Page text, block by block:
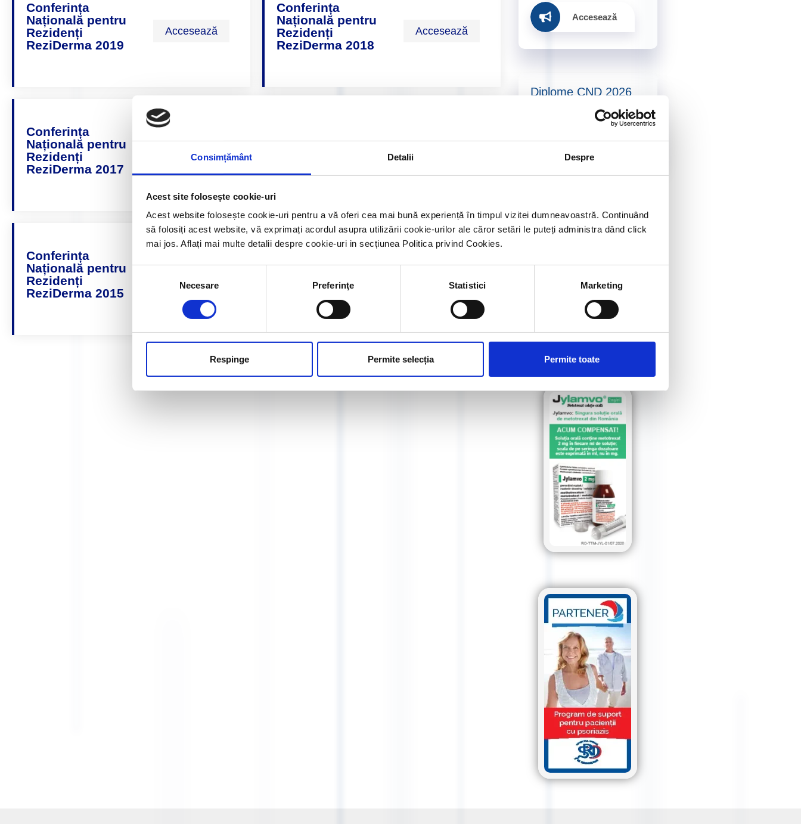
Consimțământ Detalii Despre
Acest site folosește cookie-uri
Acest website folosește cookie-uri pentru a vă oferi cea mai bună experiență în timpul vizitei dumneavoastră. Continuând
să folosiți acest website, vă exprimați acordul asupra utilizării cookie-urilor ale căror setări le puteți administra dând click
mai jos. Aflați mai multe detalii despre cookie-uri in secțiunea Politica privind Cookies.
consimțământului
Necesare Preferinţe Statistici Marketing
Respinge Permite selecția Permite toate
Conferința
Națională pentru
Rezidenți
ReziDerma 2019
Accesează
Conferința
Națională pentru
Rezidenți
ReziDerma 2017
Accesează
Conferința
Națională pentru
Rezidenți
ReziDerma 2015
Conferința
Națională pentru
Rezidenți
ReziDerma 2018
Accesează
Națională pentru
Națională pentru
Rezidenți
ReziDerma 2014
Accesează
Diplome CND 2026
Accesează